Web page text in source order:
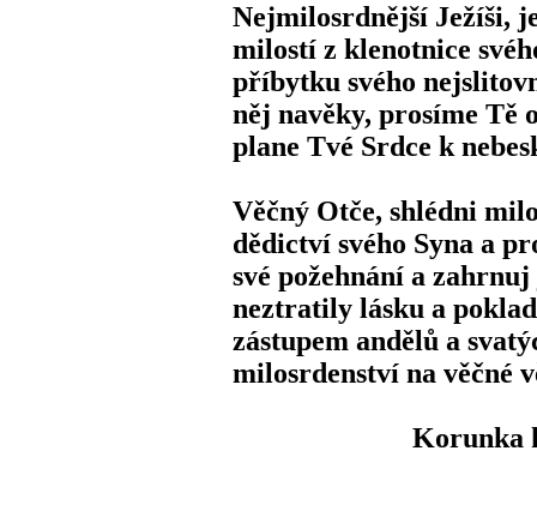
Nejmilosrdnější Ježíši,
milostí z klenotnice
příbytku svého
něj navěky, prosíme Tě
plane Tvé Srdce k
Věčný Otče, shlédni
dědictví svého Syna a
své požehnání a
neztratily lásku a
zástupem andělů a
milosrdenství na věčné
Korunka